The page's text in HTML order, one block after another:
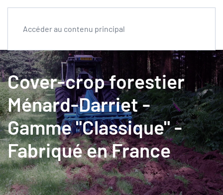
Accéder au contenu principal
Cover-crop forestier
Ménard-Darriet -
Gamme "Classique" -
Fabriqué en France